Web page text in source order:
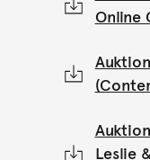
Online
Leslie